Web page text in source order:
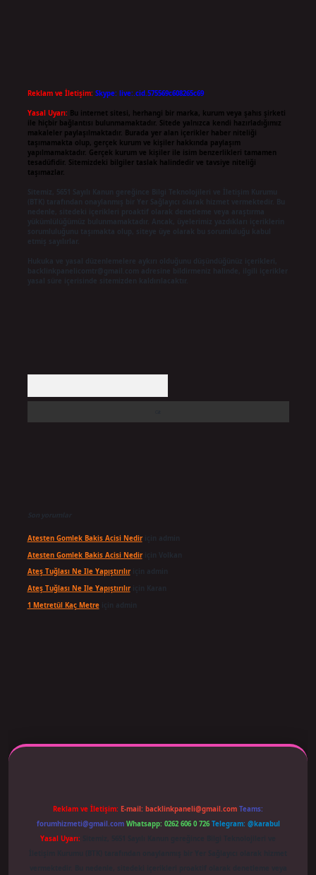
Reklam ve İletişim: Skype: live:.cid.575569c608265c69
Yasal Uyarı: Bu internet sitesi, herhangi bir marka, kurum veya şahıs şirketi
ile hiçbir bağlantısı bulunmamaktadır. Sitede yalnızca kendi hazırladığımız
makaleler paylaşılmaktadır. Burada yer alan içerikler haber niteliği
taşımamakta olup, gerçek kurum ve kişiler hakkında paylaşım
yapılmamaktadır. Gerçek kurum ve kişiler ile isim benzerlikleri tamamen
tesadüfidir. Sitemizdeki bilgiler taslak halindedir ve tavsiye niteliği
taşımazlar.
Sitemiz, 5651 Sayılı Kanun gereğince Bilgi Teknolojileri ve İletişim Kurumu
(BTK) tarafından onaylanmış bir Yer Sağlayıcı olarak hizmet vermektedir. Bu
nedenle, sitedeki içerikleri proaktif olarak denetleme veya araştırma
yükümlülüğümüz bulunmamaktadır. Ancak, üyelerimiz yazdıkları içeriklerin
Hukuka ve yasal düzenlemelere aykırı olduğunu düşündüğünüz içerikleri,
Son yorumlar
Atesten Gomlek Bakis Acisi Nediriçin
Atesten Gomlek Bakis Acisi Nediriçin
Ateş Tuğlası Ne Ile Yapıştırılıriçin
Ateş Tuğlası Ne Ile Yapıştırılıriçin
1 Metretül Kaç Metreiçin
Reklam ve İletişim: E-mail: backlinkpaneli@gmail.com Teams:
forumhizmeti@gmail.com Whatsapp: 0262 606 0 726 Telegram: @karabul
Yasal Uyarı: